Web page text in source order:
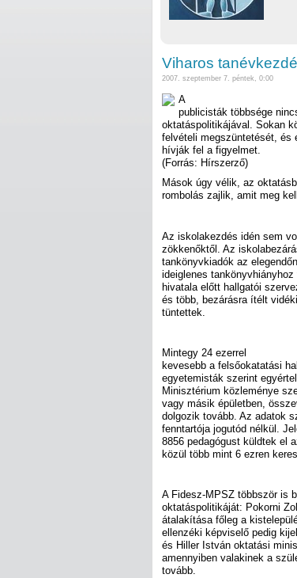
Viharos
2007. szeptember 7. péntek, 0:00
A
publicisták többsége
oktatáspolitikájával. Sokan
felvételi megszüntetését, és
hívják fel a figyelmet.
(Forrás: Hírszerző)
Mások úgy vélik, az
rombolás zajlik, amit meg
Az iskolakezdés idén sem
zökkenőktől. Az
tankönyvkiadók az
ideiglenes
hivatala előtt hallgatói
és több, bezárásra ítélt
tüntettek.
Mintegy 24 ezerrel
kevesebb a felsőokatatási
egyetemisták szerint
Minisztérium közleménye
vagy másik épületben,
dolgozik tovább. Az adatok
fenntartója jogutód nélkül.
8856 pedagógust küldtek el
közül több mint 6 ezren
A Fidesz-MPSZ többször is
oktatáspolitikáját: Pokorni
átalakítása főleg a
ellenzéki képviselő pedig
és Hiller István oktatási
amennyiben valakinek a
tovább.